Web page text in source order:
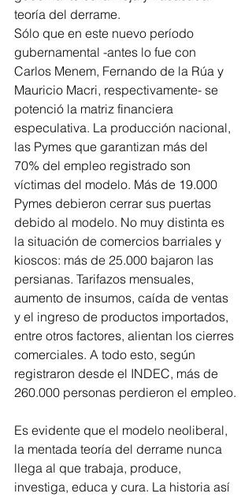
teoría del derrame.
Sólo que en este nuevo período
gubernamental -antes lo fue con
Carlos Menem, Fernando de la Rúa y
Mauricio Macri, respectivamente- se
potenció la matriz financiera
especulativa. La producción nacional,
las Pymes que garantizan más del
70% del empleo registrado son
víctimas del modelo. Más de 19.000
Pymes debieron cerrar sus puertas
debido al modelo. No muy distinta es
la situación de comercios barriales y
kioscos: más de 25.000 bajaron las
persianas. Tarifazos mensuales,
aumento de insumos, caída de ventas
y el ingreso de productos importados,
entre otros factores, alientan los cierres
comerciales. A todo esto, según
registraron desde el INDEC, más de
260.000 personas perdieron el empleo.
Es evidente que el modelo neoliberal,
la mentada teoría del derrame nunca
llega al que trabaja, produce,
investiga, educa y cura. La historia así